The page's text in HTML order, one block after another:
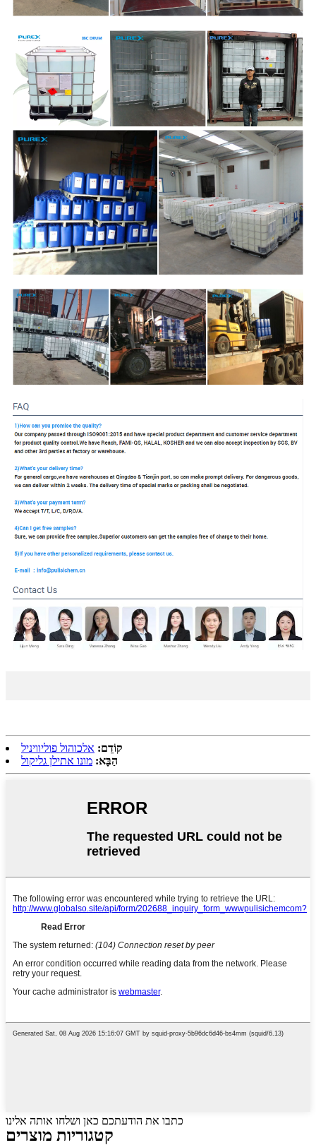
קוֹדֵם: אלכוהול פוליוויניל
הַבָּא: מונו אתילן גליקול
כתבו את הודעתכם כאן ושלחו אותה אלינו
קטגוריות מוצרים